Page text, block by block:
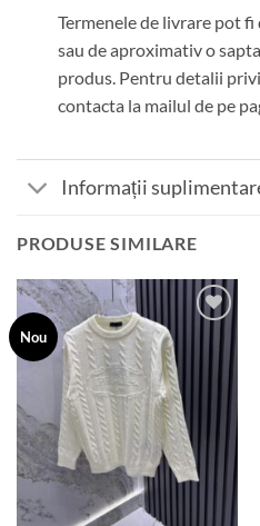
Termenele de livrare pot
sau de aproximativ o
produs. Pentru detalii
contacta la mailul de pe
Informații
PRODUSE SIMILARE
Nou
Add to
wishlist